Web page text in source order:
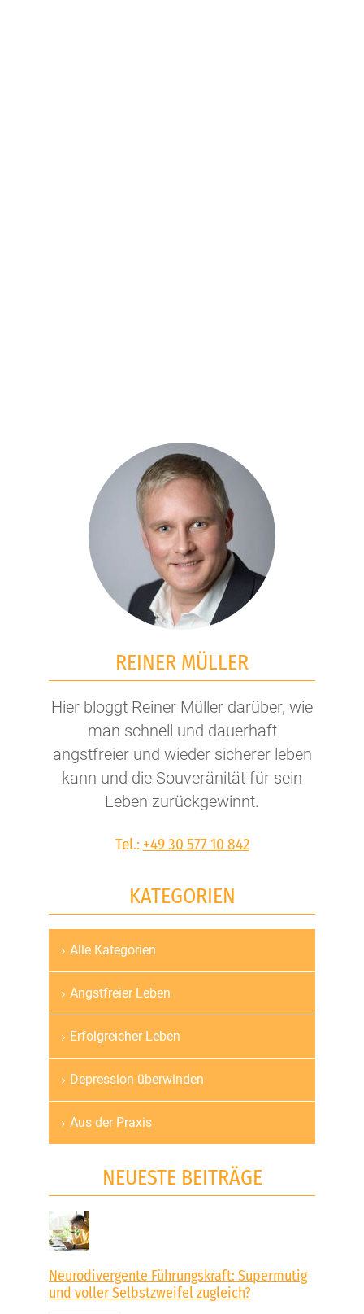
REINER MÜLLER
Hier bloggt Reiner Müller darüber, wie
man schnell und dauerhaft
angstfreier und wieder sicherer leben
kann und die Souveränität für sein
Leben zurückgewinnt.
Tel.: +49 30 577 10 842
KATEGORIEN
überspringen
Alle Kategorien
Angstfreier Leben
Erfolgreicher Leben
Depression überwinden
Aus der Praxis
NEUESTE BEITRÄGE
Neurodivergente Führungskraft: Supermutig
und voller Selbstzweifel zugleich?